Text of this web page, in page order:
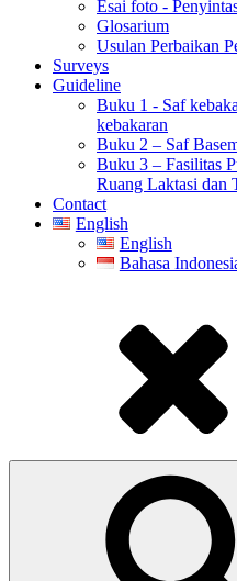
Esai foto -
Glosarium
Usulan Perbaikan
Surveys
Guideline
Buku 1 - Saf
kebakaran
Buku 2 – Saf
Buku 3 – Fasilitas
Ruang Laktasi dan
Contact
English
English
Bahasa